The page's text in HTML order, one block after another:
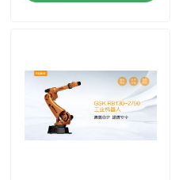
Спросите цитату
Рука робота Yaskawa